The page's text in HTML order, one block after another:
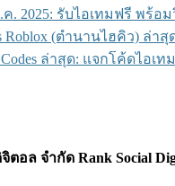
ค. 2025: รับไอเทมฟรี พร้อ
Roblox (ตำนานไฮคิว) ล่าสุ
Codes ล่าสุด: แจกโค้ดไอเ
อล จำกัด Rank Social